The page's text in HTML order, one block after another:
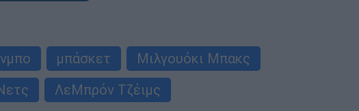
μπάσκετ
Μιλγουόκι Μπακς
ΛεΜπρόν Τζέιμς